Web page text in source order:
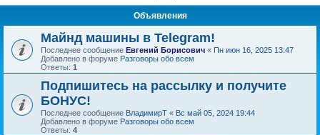
Объявления
Майнд машины в Telegram!
Последнее сообщение Евгений Борисович « Пн июн 16, 2025 13:47
Добавлено в форуме Разговоры обо всем
Ответы: 1
Подпишитесь на рассылку и получите
БОНУС!
Последнее сообщение ВладимирТ « Вс май 05, 2024 19:44
Добавлено в форуме Разговоры обо всем
Ответы: 4